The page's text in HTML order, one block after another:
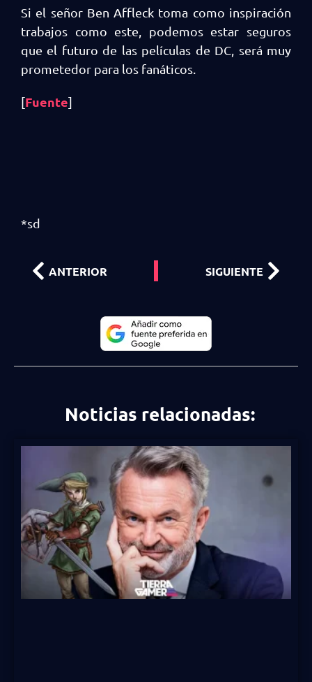
Si el señor Ben Affleck toma como inspiración
trabajos como este, podemos estar seguros
que el futuro de las películas de DC, será muy
prometedor para los fanáticos.
[Fuente]
*sd
ANTERIOR SIGUIENTE
Noticias relacionadas: